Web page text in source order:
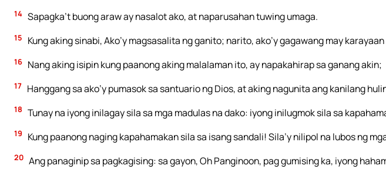
14 Sapagka’t buong araw ay nasalot ako, at naparusahan tuwing umaga.
15 Kung aking sinabi, Ako’y magsasalita ng ganito; narito, ako’y gagawang may
16 Nang aking isipin kung paanong aking malalaman ito, ay napakahirap sa ganang akin;
17 Hanggang sa ako’y pumasok sa santuario ng Dios, at aking nagunita ang kanilang
18 Tunay na iyong inilagay sila sa mga madulas na dako: iyong inilugmok sila sa
19 Kung paanong naging kapahamakan sila sa isang sandali! Sila’y nilipol na lubos ng
20 Ang panaginip sa pagkagising: sa gayon, Oh Panginoon, pag gumising ka, iyong